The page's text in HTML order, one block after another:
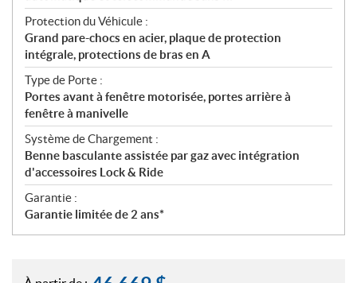
Protection du Véhicule :
Grand pare-chocs en acier, plaque de protection
intégrale, protections de bras en A
Type de Porte :
Portes avant à fenêtre motorisée, portes arrière à
fenêtre à manivelle
Système de Chargement :
Benne basculante assistée par gaz avec intégration
d'accessoires Lock & Ride
Garantie :
Garantie limitée de 2 ans*